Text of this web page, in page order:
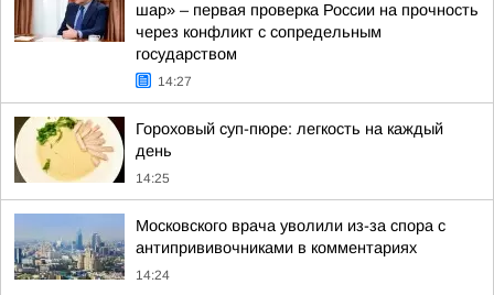
шар» – первая проверка России на прочность
через конфликт с сопредельным
государством
14:27
Гороховый суп-пюре: легкость на каждый
день
14:25
Московского врача уволили из-за спора с
антипрививочниками в комментариях
14:24